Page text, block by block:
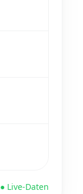
● Live-Daten